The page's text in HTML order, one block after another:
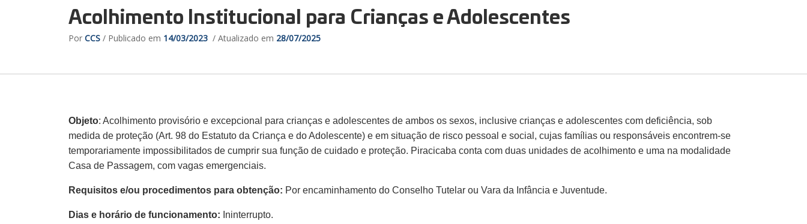
Acolhimento Institucional para Crianças e Adolescentes
Por CCS / Publicado em 14/03/2023 / Atualizado em 28/07/2025
Objeto: Acolhimento provisório e excepcional para crianças e adolescentes de ambos os sexos, inclusive crianças e adolescentes com deficiência, sob
medida de proteção (Art. 98 do Estatuto da Criança e do Adolescente) e em situação de risco pessoal e social, cujas famílias ou responsáveis encontrem-se
temporariamente impossibilitados de cumprir sua função de cuidado e proteção. Piracicaba conta com duas unidades de acolhimento e uma na modalidade
Casa de Passagem, com vagas emergenciais.
Requisitos e/ou procedimentos para obtenção: Por encaminhamento do Conselho Tutelar ou Vara da Infância e Juventude.
Dias e horário de funcionamento: Ininterrupto.